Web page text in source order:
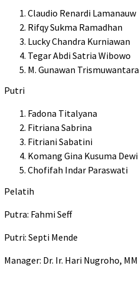
Claudio Renardi Lamanauw
Rifqy Sukma Ramadhan
Lucky Chandra Kurniawan
Tegar Abdi Satria Wibowo
M. Gunawan Trismuwantara
Putri
Fadona Titalyana
Fitriana Sabrina
Fitriani Sabatini
Komang Gina Kusuma Dewi
Chofifah Indar Paraswati
Pelatih
Putra: Fahmi Seff
Putri: Septi Mende
Manager: Dr. Ir. Hari Nugroho, MM